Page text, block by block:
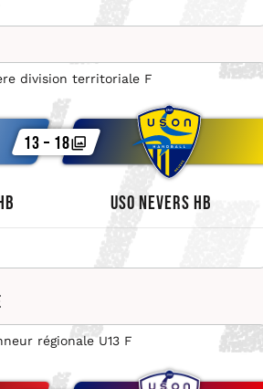
division territoriale F
USO Nevers HB
13 – 18
régionale U13 F